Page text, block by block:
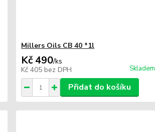
Millers Oils CB 40 *1l
Kč 490/ks
Kč 405 bez DPH Skladem
Přidat do košíku